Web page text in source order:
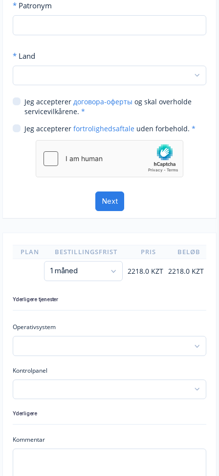
* Patronym
* Land
Jeg accepterer договора-оферты og skal overholde
servicevilkårene. *
Jeg accepterer fortrolighedsaftale uden forbehold. *
PLAN BESTILLINGSFRIST PRIS BELØB
2218.0 KZT 2218.0 KZT
Yderligere tjenester
Operativsystem
Kontrolpanel
Yderligere
Kommentar